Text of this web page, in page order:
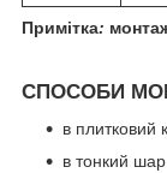
Примітка:
СПОСОБИ
в плитковий
в тонкий